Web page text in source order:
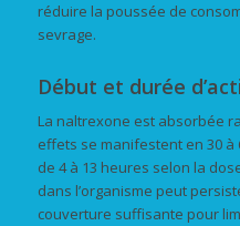
réduire la poussée de
sevrage.
Début et durée
La naltrexone est absorbée
effets se manifestent en 30 à
de 4 à 13 heures selon la
dans l’organisme peut
couverture suffisante pour